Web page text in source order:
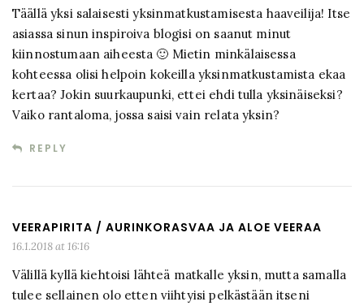
Täällä yksi salaisesti yksinmatkustamisesta haaveilija! Itse
asiassa sinun inspiroiva blogisi on saanut minut
kiinnostumaan aiheesta 🙂 Mietin minkälaisessa
kohteessa olisi helpoin kokeilla yksinmatkustamista ekaa
kertaa? Jokin suurkaupunki, ettei ehdi tulla yksinäiseksi?
Vaiko rantaloma, jossa saisi vain relata yksin?
REPLY
VEERAPIRITA / AURINKORASVAA JA ALOE VEERAA
16.1.2018 at 16:16
Välillä kyllä kiehtoisi lähteä matkalle yksin, mutta samalla
tulee sellainen olo etten viihtyisi pelkästään itseni